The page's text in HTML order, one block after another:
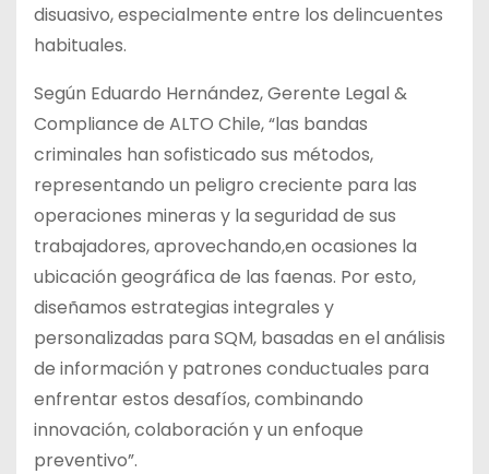
disuasivo, especialmente entre los delincuentes
habituales.
Según Eduardo Hernández, Gerente Legal &
Compliance de ALTO Chile, “las bandas
criminales han sofisticado sus métodos,
representando un peligro creciente para las
operaciones mineras y la seguridad de sus
trabajadores, aprovechando,en ocasiones la
ubicación geográfica de las faenas. Por esto,
diseñamos estrategias integrales y
personalizadas para SQM, basadas en el análisis
de información y patrones conductuales para
enfrentar estos desafíos, combinando
innovación, colaboración y un enfoque
preventivo”.